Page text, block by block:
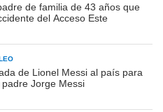
de familia de 43 años que
del Acceso Este
de Lionel Messi al país para
Jorge Messi